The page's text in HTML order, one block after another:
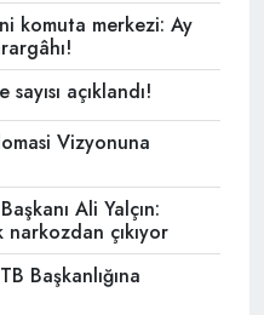
komuta merkezi: Ay
açıklandı!
Vizyonuna
Ali Yalçın:
çıkıyor
Başkanlığına